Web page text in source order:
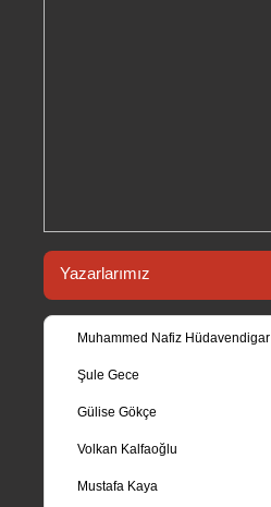
Yazarlarımız
Muhammed Nafiz Hüdavendigar
Şule Gece
Gülise Gökçe
Volkan Kalfaoğlu
Mustafa Kaya